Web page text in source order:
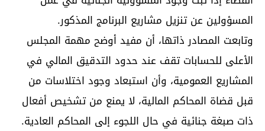
المسؤولين عن تنزيل مشاريع البرنامج المذكور.
وتابعت المصادر ذاتها، أن مفيد أوضح مهمة المجلس
الأعلى للحسابات تقف عند حدود التدقيق المالي في
المشاريع العمومية، وأن استبعاد وجود اختلاسات من
قبل قضاة المحاكم المالية، لا يمنع من تشخيص أفعال
ذات صبغة جنائية في حال اللجوء إلى المحاكم العادية.